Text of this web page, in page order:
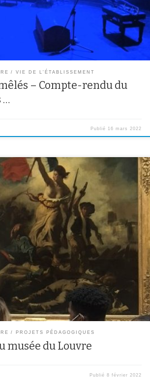
VIE DE L'ÉTABLISSEMENT
– Compte-rendu du
…
Publié 16 mars 2022
de la classe NSA se sont rendus au Louvre pour
Au programme, des œuvres majeures de
notamment La victoire de Samothrace, la Joconde de
le peuple de […]
PROJETS PÉDAGOGIQUES
musée du Louvre
Publié8 février 2022